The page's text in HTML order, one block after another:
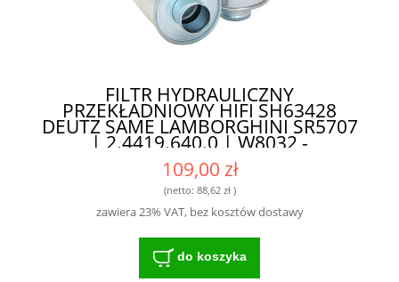
FILTR HYDRAULICZNY
PRZEKŁADNIOWY HIFI SH63428
DEUTZ SAME LAMBORGHINI SR5707
| 2.4419.640.0 | W8032 -
SPRAWDZONA TECHNOLOGIA DLA
ROLNIKÓW
109,00 zł
(netto: 88,62 zł)
zawiera 23% VAT, bez kosztów dostawy
do koszyka